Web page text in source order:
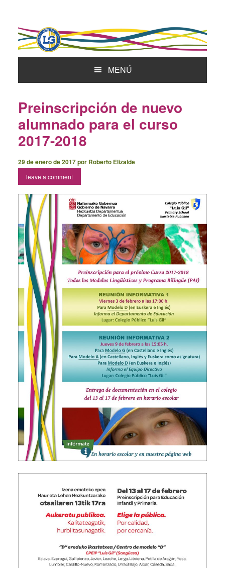
primary
navigation
content
primary
sidebar
MENÚ
Preinscripción de nuevo
alumnado para el curso
2017-2018
29 de enero de 2017por Roberto Elizalde
leave a comment